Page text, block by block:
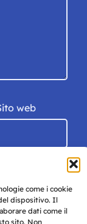
come i cookie
dispositivo. Il
dati come il
sito. Non
web